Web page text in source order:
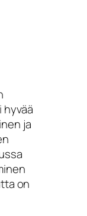
ja
on